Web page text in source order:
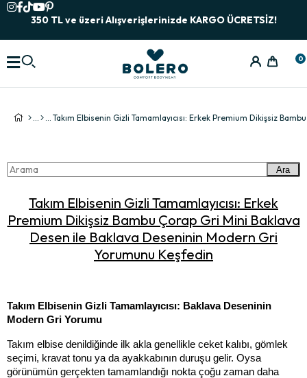
350 TL ve üzeri Alışverişlerinizde KARGO ÜCRETSİZ!
0
Ara
Takım Elbisenin Gizli Tamamlayıcısı: Erkek
Premium Dikişsiz Bambu Çorap Gri Mini Baklava
Desen ile Baklava Deseninin Modern Gri
Yorumunu Keşfedin
Takım Elbisenin Gizli Tamamlayıcısı: Baklava Deseninin
Modern Gri Yorumu
Takım elbise denildiğinde ilk akla genellikle ceket kalıbı, gömlek
seçimi, kravat tonu ya da ayakkabının duruşu gelir. Oysa
görünümün gerçekten tamamlandığı nokta çoğu zaman daha